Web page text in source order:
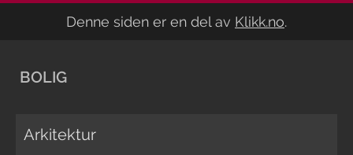
Denne siden er en del av Klikk.no.
BOLIG
Arkitektur